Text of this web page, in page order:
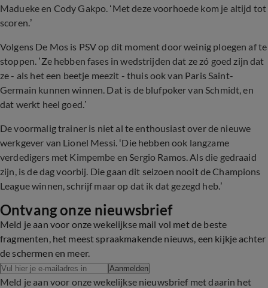
Madueke en Cody Gakpo. ‘Met deze voorhoede kom je altijd tot
scoren.’
Volgens De Mos is PSV op dit moment door weinig ploegen af te
stoppen. ’Ze hebben fases in wedstrijden dat ze zó goed zijn dat
ze - als het een beetje meezit - thuis ook van Paris Saint-
Germain kunnen winnen. Dat is de blufpoker van Schmidt, en
dat werkt heel goed.’
De voormalig trainer is niet al te enthousiast over de nieuwe
werkgever van Lionel Messi. ‘Die hebben ook langzame
verdedigers met Kimpembe en Sergio Ramos. Als die gedraaid
zijn, is de dag voorbij. Die gaan dit seizoen nooit de Champions
League winnen, schrijf maar op dat ik dat gezegd heb.’
Ontvang onze nieuwsbrief
Meld je aan voor onze wekelijkse mail vol met de beste
fragmenten, het meest spraakmakende nieuws, een kijkje achter
de schermen en meer.
Aanmelden
Meld je aan voor onze wekelijkse nieuwsbrief met daarin het